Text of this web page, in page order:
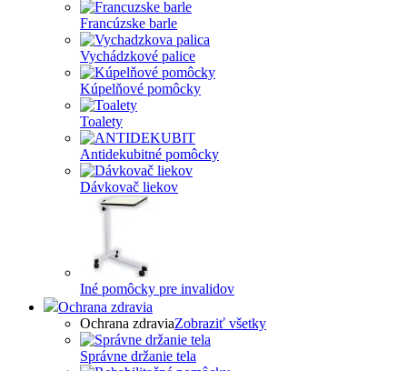
Francúzske barle
Vychádzkové palice
Kúpelňové pomôcky
Toalety
Antidekubitné pomôcky
Dávkovač liekov
Iné pomôcky pre invalidov
Ochrana zdravia
Ochrana zdraviaZobraziť všetky
Správne držanie tela